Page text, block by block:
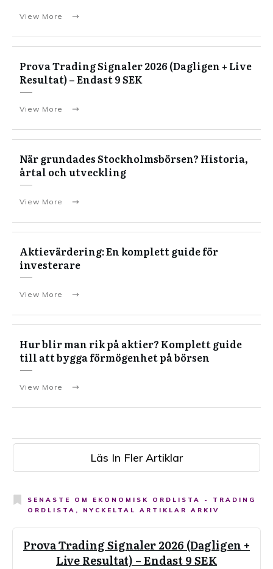
View More
Prova Trading Signaler 2026 (Dagligen + Live
Resultat) – Endast 9 SEK
View More
När grundades Stockholmsbörsen? Historia,
årtal och utveckling
View More
Aktievärdering: En komplett guide för
investerare
View More
Hur blir man rik på aktier? Komplett guide
till att bygga förmögenhet på börsen
View More
Läs In Fler Artiklar
SENASTE OM EKONOMISK ORDLISTA - TRADING
ORDLISTA, NYCKELTAL ARTIKLAR ARKIV
Prova Trading Signaler 2026 (Dagligen +
Live Resultat) – Endast 9 SEK